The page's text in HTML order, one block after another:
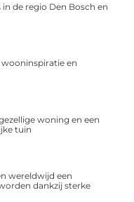
de regio Den Bosch en
en
woning en een
tuin
wereldwijd een
dankzij sterke